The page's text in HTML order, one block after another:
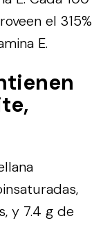
el 315%
E.
y 7.4 g de